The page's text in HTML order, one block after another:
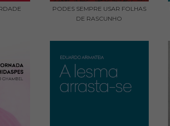
PODES SEMPRE USAR FOLHAS
DE RASCUNHO